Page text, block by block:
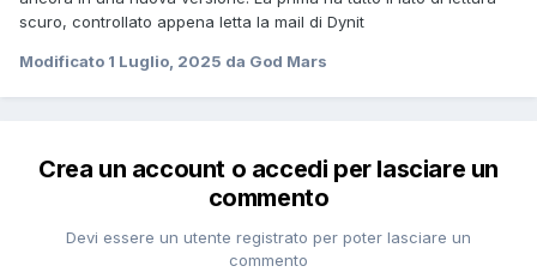
scuro, controllato appena letta la mail di Dynit
Modificato 1 Luglio, 2025 da God Mars
Crea un account o accedi per lasciare un
commento
Devi essere un utente registrato per poter lasciare un
commento